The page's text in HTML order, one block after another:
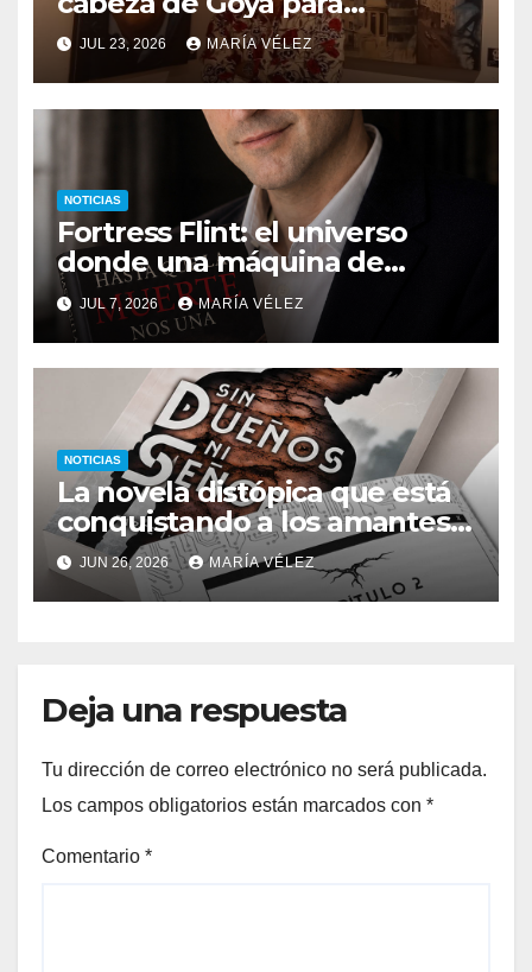
descubrir qué esconden sus
monstruos
JUL 23, 2026 MARÍA VÉLEZ
NOTICIAS
Fortress Flint: el universo
donde una máquina de
escribir, un silbido o un
recuerdo pueden cambiarlo
todo
JUL 7, 2026 MARÍA VÉLEZ
NOTICIAS
La novela distópica que está
conquistando a los amantes
del romance y la ciencia
ficción: así es Sin dueños ni
señores
JUN 26, 2026 MARÍA VÉLEZ
Deja una respuesta
Tu dirección de correo electrónico no será publicada.
Los campos obligatorios están marcados con *
Comentario *